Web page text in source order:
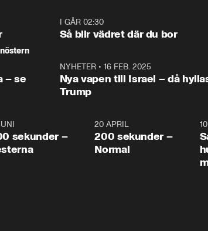
I GÅR 02:30
Så blir vädret där du bor
– se
NYHETER• 16 FEB. 2025
Nya vapen till Israel – då
Trump
4:23
sekunder –
20 APRIL
200 sekunder –
Normal